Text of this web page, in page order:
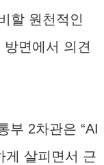
할 원천적인
면에서 의견
부 2차관은 “AI
게 살피면서 근